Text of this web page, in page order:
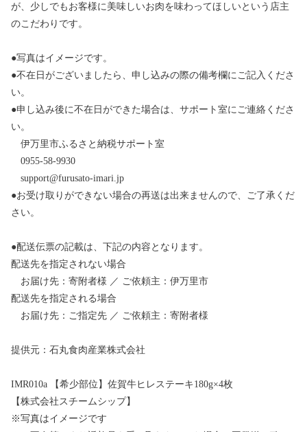
が、少しでもお客様に美味しいお肉を味わってほしいという店主
のこだわりです。
●写真はイメージです。
●不在日がございましたら、申し込みの際の備考欄にご記入くださ
い。
●申し込み後に不在日ができた場合は、サポート室にご連絡くださ
い。
伊万里市ふるさと納税サポート室
0955-58-9930
support@furusato-imari.jp
●お受け取りができない場合の再送は出来ませんので、ご了承くだ
さい。
●配送伝票の記載は、下記の内容となります。
配送先を指定されない場合
お届け先：寄附者様 ／ ご依頼主：伊万里市
配送先を指定される場合
お届け先：ご指定先 ／ ご依頼主：寄附者様
提供元：石丸食肉産業株式会社
IMR010a 【希少部位】佐賀牛ヒレステーキ180g×4枚
【株式会社スチームシップ】
※写真はイメージです